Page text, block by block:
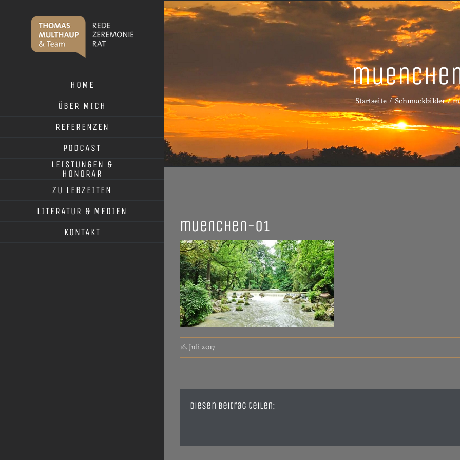
HOME
ÜBER MICH
REFERENZEN
PODCAST
LEISTUNGEN &
HONORAR
ZU LEBZEITEN
LITERATUR & MEDIEN
KONTAKT
Startseite Schmuckbilder
muenchen-01
16. Juli 2017
Diesen Beitrag teilen: